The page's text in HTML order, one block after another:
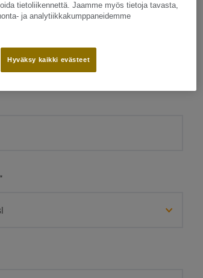
*
tietoliikennettä. Jaamme myös tietoja tavasta,
ja analytiikkakumppaneidemme
Hyväksy kaikki evästeet